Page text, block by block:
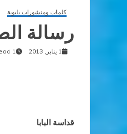
كلمات ومنشورات بابوية
رسالة
1 يناير, 2013 1 min read
قداسة البابا